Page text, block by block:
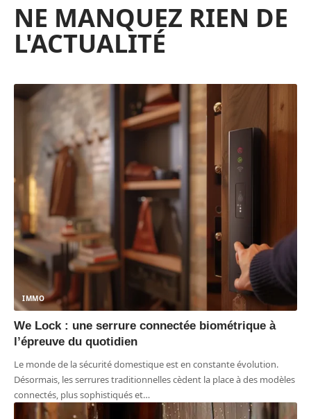
NE MANQUEZ RIEN DE
L'ACTUALITÉ
IMMO
We Lock : une serrure connectée biométrique à
l’épreuve du quotidien
Le monde de la sécurité domestique est en constante évolution.
Désormais, les serrures traditionnelles cèdent la place à des modèles
connectés, plus sophistiqués et…